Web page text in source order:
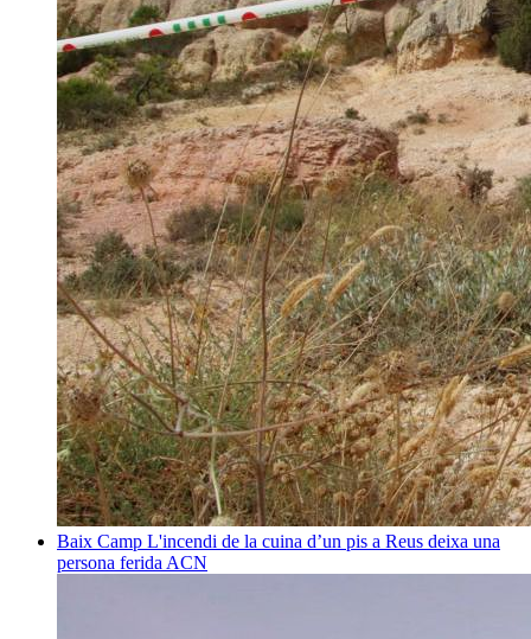
Baix Camp L'incendi de la cuina d’un pis a Reus deixa una
persona ferida ACN